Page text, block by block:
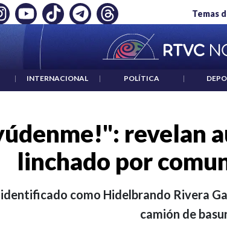
Temas
"HABLAR NO ES UN CRIMEN": CARTA DE BETO CORAL
| INTERNACIONAL | POLÍTICA |
revelan
linchado por
como Hidelbrando Rivera
camión de